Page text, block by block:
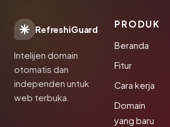
RefreshiGuard
Intelijen domain
otomatis dan
independen untuk
web terbuka.
PRODUK
Beranda
Fitur
Cara kerja
Domain
yang baru